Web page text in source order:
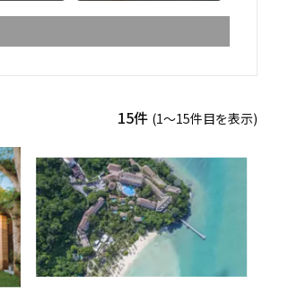
メーホンソーン
ピッサヌローク
パヤオ
ピチット
15件 (1〜15件目を表示)